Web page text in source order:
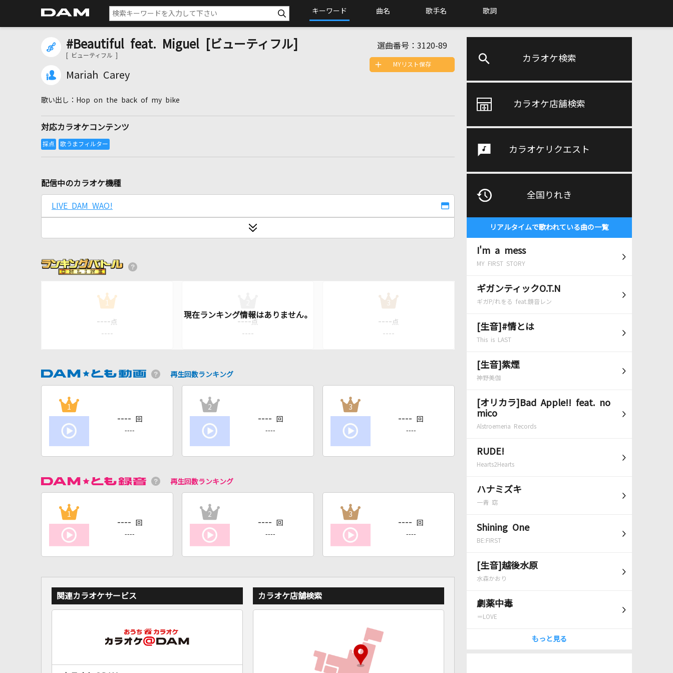
キーワード 曲名 歌手名 歌詞
カラオケ検索
カラオケ店舗検索
カラオケリクエスト
全国りれき
リアルタイムで歌われている曲の一覧
I'm a mess
MY FIRST STORY
ギガンティックO.T.N
ギガP/れをる feat.鏡音レン
[生音]#情とは
This is LAST
[生音]紫煙
神野美伽
[オリカラ]Bad Apple!! feat. no
mico
Alstroemeria Records
RUDE!
Hearts2Hearts
ハナミズキ
一青 窈
Shining One
BE:FIRST
[生音]越後水原
水森かおり
劇薬中毒
＝LOVE
もっと見る
#Beautiful feat. Miguel [ビューティフル]
[ ビューティフル ]
Mariah Carey
選曲番号： 3120-89
Hop on the back of my bike
対応カラオケコンテンツ
MYリスト保存
配信中のカラオケ機種
LIVE DAM WAO!
1
---- 点
----
---- 点
----
3
---- 点
----
再生回数ランキング
1
---- 回
----
2
---- 回
----
3
---- 回
----
再生回数ランキング
1
---- 回
----
2
---- 回
----
3
---- 回
----
関連カラオケサービス カラオケ店舗検索